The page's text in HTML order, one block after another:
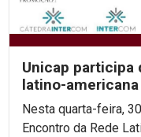
Unicap participa
latino-
Nesta quarta-feira,
Encontro da Rede